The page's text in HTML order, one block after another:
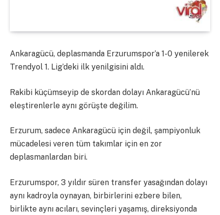
Ankaragücü, deplasmanda Erzurumspor’a 1-0 yenilerek
Trendyol 1. Lig’deki ilk yenilgisini aldı.
Rakibi küçümseyip de skordan dolayı Ankaragücü’nü
eleştirenlerle aynı görüşte değilim.
Erzurum, sadece Ankaragücü için değil, şampiyonluk
mücadelesi veren tüm takımlar için en zor
deplasmanlardan biri.
Erzurumspor, 3 yıldır süren transfer yasağından dolayı
aynı kadroyla oynayan, birbirlerini ezbere bilen,
birlikte aynı acıları, sevinçleri yaşamış, direksiyonda